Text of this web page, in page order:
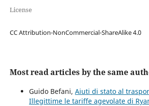
License
CC Attribution-NonCommercial-ShareAlike 4.0
Most read articles by the same
Guido Befani, Aiuti di stato al
Illegittime le tariffe agevolate di